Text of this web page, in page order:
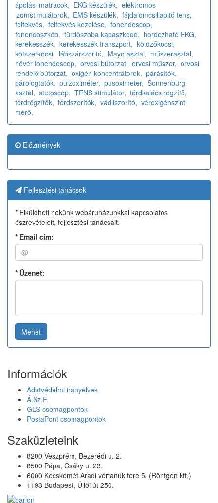
ápolási matracok, EKG készülék, elektromos
izomstimulátorok, EMS készülék, fájdalomcsillapitó tens,
felfekvés, felfekvés kezelése, fonendoscop,
fonendoszkóp, fürdőszoba kapaszkodó, hordozható EKG,
kerekesszék, kerekesszék transzport, kötözőkocsi,
kötszerkocsi, lábszárszoritó, Mayo asztal, műszerasztal,
nővér fonendoscop, orvosi bútorzat, orvosi műszer, orvosi
rendelő bútorzat, oxigén koncentrátorok, párásítók,
párologtatók, pulzoximéter, pusoximeter, Sonnenburg
asztal, stetoscop, TENS stimulátor, térdkalács rögzítő,
térdrögzítők, térdszorítók, vádliszorító, véroxigénszint
mérő,
Előzmények
Fejlesztési tanácsok
* Elküldheti nekünk webáruházunkkal kapcsolatos
észrevételeit, fejlesztési tanácsait.
* Email cím:
* Üzenet:
Mehet
Információk
Adatvédelmi irányelvek
Á.Sz.F.
GLS csomagpontok
PostaPont csomagpontok
Szaküzleteink
8200 Veszprém, Bezerédi u. 2.
8500 Pápa, Csáky u. 23.
6000 Kecskemét Aradi vértanúk tere 5. (Röntgen kft.)
1193 Budapest, Üllői út 250.